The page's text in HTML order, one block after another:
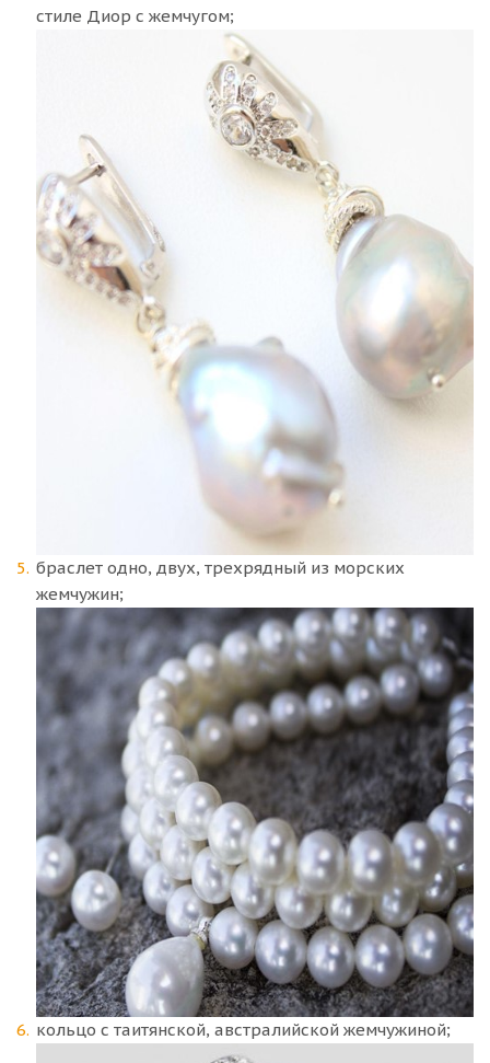
стиле Диор с жемчугом;
браслет одно, двух, трехрядный из морских
жемчужин;
кольцо с таитянской, австралийской жемчужиной;